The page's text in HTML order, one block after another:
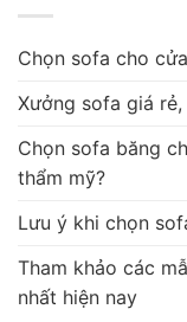
Chọn sofa cho
Xưởng sofa giá
Chọn sofa băng
thẩm mỹ?
Lưu ý khi chọn
Tham khảo các
nhất hiện nay